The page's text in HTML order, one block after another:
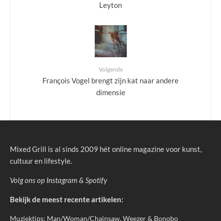
Leyton
Volgende
François Vogel brengt zijn kat naar andere
dimensie
Mixed Grill is al sinds 2009 hét online magazine voor kunst,
cultuur en lifestyle.
Volg ons op Instagram & Spotify
Bekijk de meest recente artikelen:
Muziektips: Man/Woman/Chainsaw, Weezer & Bonobo